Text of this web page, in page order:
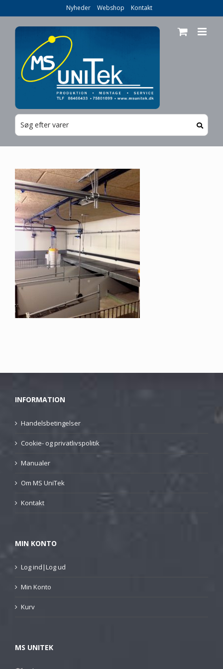
Nyheder Webshop Kontakt
INFORMATION
Handelsbetingelser
Cookie- og privatlivspolitik
Manualer
Om MS UniTek
Kontakt
MIN KONTO
Log ind|Log ud
Min Konto
Kurv
MS UNITEK